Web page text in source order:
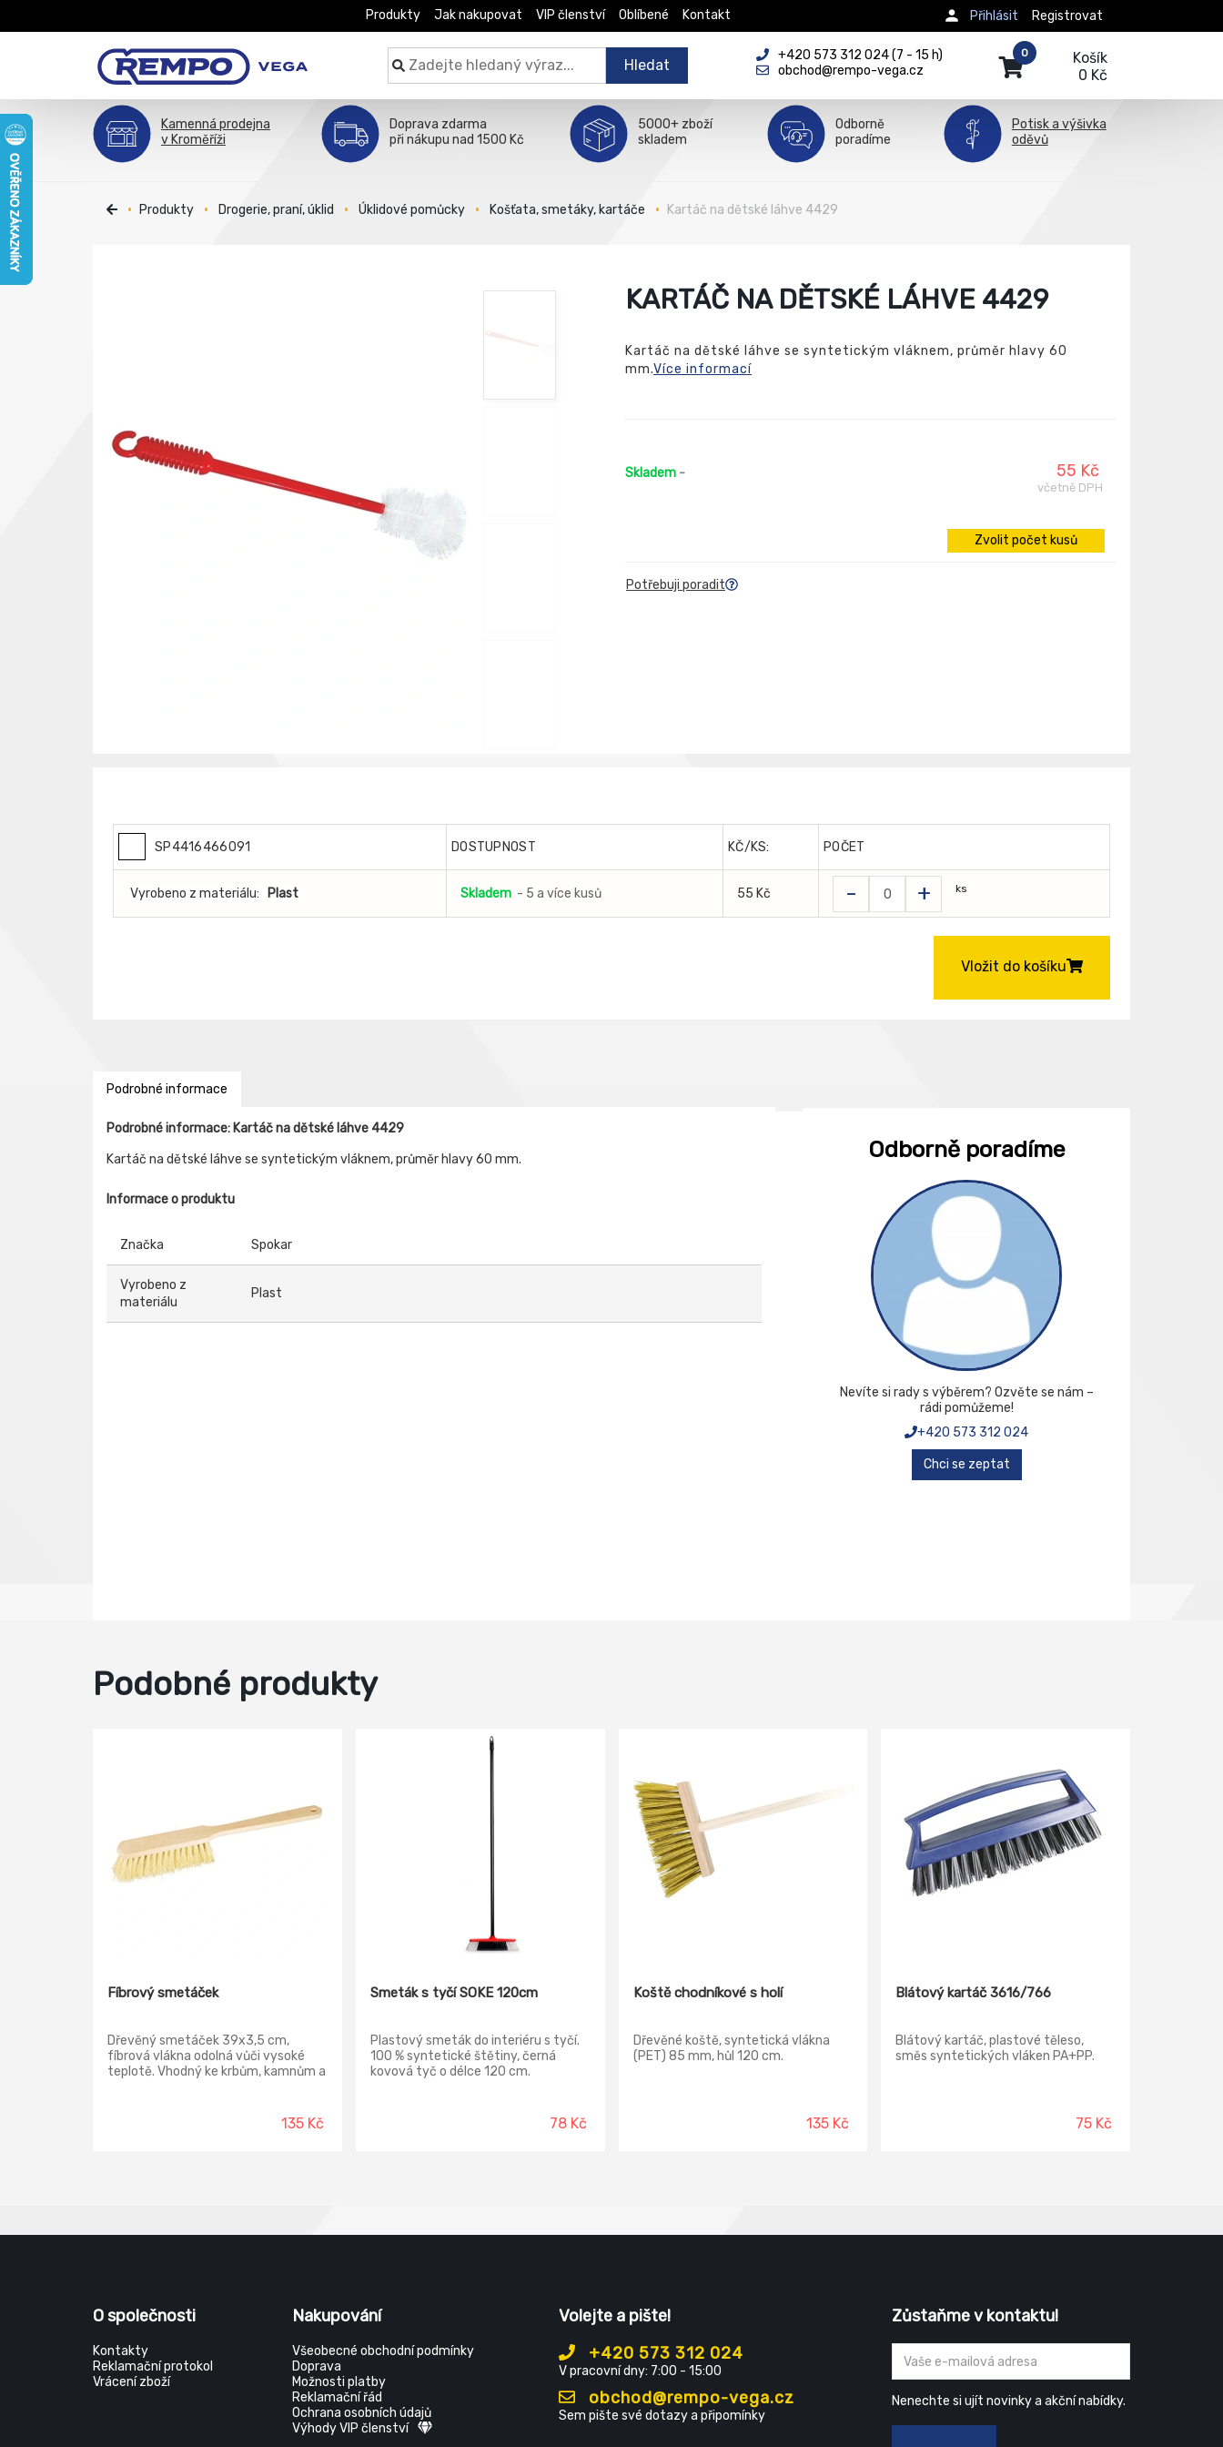
Produkty Jak nakupovat VIP členství Oblíbené Kontakt Registrovat
Přihlásit
Hledat
+420 573 312 024 (7 - 15 h)
obchod@rempo-vega.cz
Košík
0 Kč
0
Kamenná prodejna
v Kroměříži
Doprava zdarma
při nákupu nad 1500 Kč
5000+ zboží
skladem
Odborně
poradíme
Potisk a výšivka
oděvů
Produkty Drogerie, praní, úklid Úklidové pomůcky Košťata, smetáky, kartáče Kartáč na dětské láhve 4429
KARTÁČ NA DĚTSKÉ LÁHVE 4429
Kartáč na dětské láhve se syntetickým vláknem, průměr hlavy 60
mm.Více informací
Skladem - 55 Kč
včetně DPH
Zvolit počet kusů
Potřebuji poradit
SP4416466091 DOSTUPNOST KČ/KS: POČET
Vyrobeno z materiálu: Plast Skladem - 5 a více kusů 55 Kč - + ks
Vložit do košíku
Podrobné informace
Podrobné informace: Kartáč na dětské láhve 4429
Kartáč na dětské láhve se syntetickým vláknem, průměr hlavy 60 mm.
Informace o produktu
Značka Spokar
Vyrobeno z
materiálu
Plast
Odborně poradíme
Nevíte si rady s výběrem? Ozvěte se nám –
rádi pomůžeme!
+420 573 312 024
Chci se zeptat
Podobné produkty
Fíbrový smetáček
Dřevěný smetáček 39x3,5 cm,
fíbrová vlákna odolná vůči vysoké
teplotě. Vhodný ke krbům, kamnům a
135 Kč
Smeták s tyčí SOKE 120cm
Plastový smeták do interiéru s tyčí.
100 % syntetické štětiny, černá
kovová tyč o délce 120 cm.
78 Kč
Koště chodníkové s holí
Dřevěné koště, syntetická vlákna
(PET) 85 mm, hůl 120 cm.
135 Kč
Blátový kartáč 3616/766
Blátový kartáč, plastové těleso,
směs syntetických vláken PA+PP.
75 Kč
O společnosti
Kontakty
Reklamační protokol
Vrácení zboží
Nakupování
Všeobecné obchodní podmínky
Doprava
Možnosti platby
Reklamační řád
Ochrana osobních údajů
Výhody VIP členství
Volejte a pište!
+420 573 312 024
V pracovní dny: 7:00 - 15:00
obchod@rempo-vega.cz
Sem pište své dotazy a připomínky
Zůstaňme v kontaktu!
Nenechte si ujít novinky a akční nabídky.